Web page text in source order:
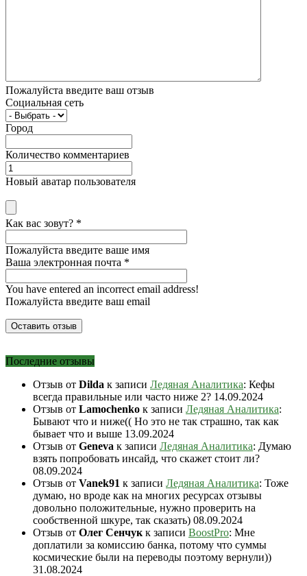
Пожалуйста введите ваш отзыв
Социальная сеть
Город
Количество комментариев
Новый аватар пользователя
Как вас зовут? *
Пожалуйста введите ваше имя
Ваша электронная почта *
You have entered an incorrect email address!
Пожалуйста введите ваш email
Последние отзывы
Отзыв от Dilda к записи Ледяная Аналитика: Кефы
всегда правильные или часто ниже 2? 14.09.2024
Отзыв от Lamochenko к записи Ледяная Аналитика:
Бывают что и ниже(( Но это не так страшно, так как
бывает что и выше 13.09.2024
Отзыв от Geneva к записи Ледяная Аналитика: Думаю
взять попробовать инсайд, что скажет стоит ли?
08.09.2024
Отзыв от Vanek91 к записи Ледяная Аналитика: Тоже
думаю, но вроде как на многих ресурсах отзывы
довольно положительные, нужно проверить на
сообственной шкуре, так сказать) 08.09.2024
Отзыв от Олег Сенчук к записи BoostPro: Мне
доплатили за комиссию банка, потому что суммы
космические были на переводы поэтому вернули))
31.08.2024